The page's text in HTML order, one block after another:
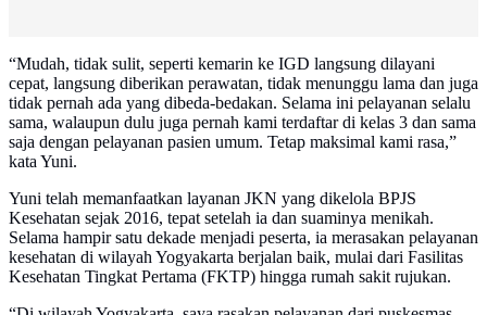
“Mudah, tidak sulit, seperti kemarin ke IGD langsung dilayani
cepat, langsung diberikan perawatan, tidak menunggu lama dan juga
tidak pernah ada yang dibeda-bedakan. Selama ini pelayanan selalu
sama, walaupun dulu juga pernah kami terdaftar di kelas 3 dan sama
saja dengan pelayanan pasien umum. Tetap maksimal kami rasa,”
kata Yuni.
Yuni telah memanfaatkan layanan JKN yang dikelola BPJS
Kesehatan sejak 2016, tepat setelah ia dan suaminya menikah.
Selama hampir satu dekade menjadi peserta, ia merasakan pelayanan
kesehatan di wilayah Yogyakarta berjalan baik, mulai dari Fasilitas
Kesehatan Tingkat Pertama (FKTP) hingga rumah sakit rujukan.